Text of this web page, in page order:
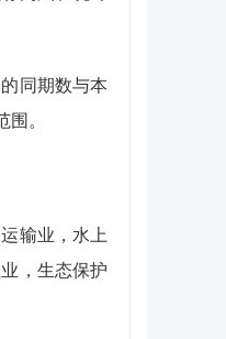
同期数与本
。
输业，水上
，生态保护